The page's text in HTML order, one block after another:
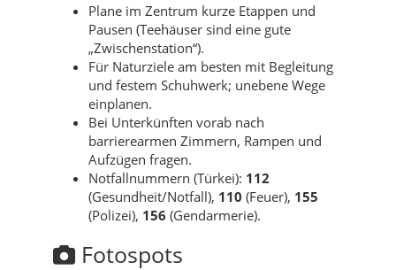
Plane im Zentrum kurze Etappen und
Pausen (Teehäuser sind eine gute
„Zwischenstation“).
Für Naturziele am besten mit Begleitung
und festem Schuhwerk; unebene Wege
einplanen.
Bei Unterkünften vorab nach
barrierearmen Zimmern, Rampen und
Aufzügen fragen.
Notfallnummern (Türkei): 112
(Gesundheit/Notfall), 110 (Feuer), 155
(Polizei), 156 (Gendarmerie).
Fotospots